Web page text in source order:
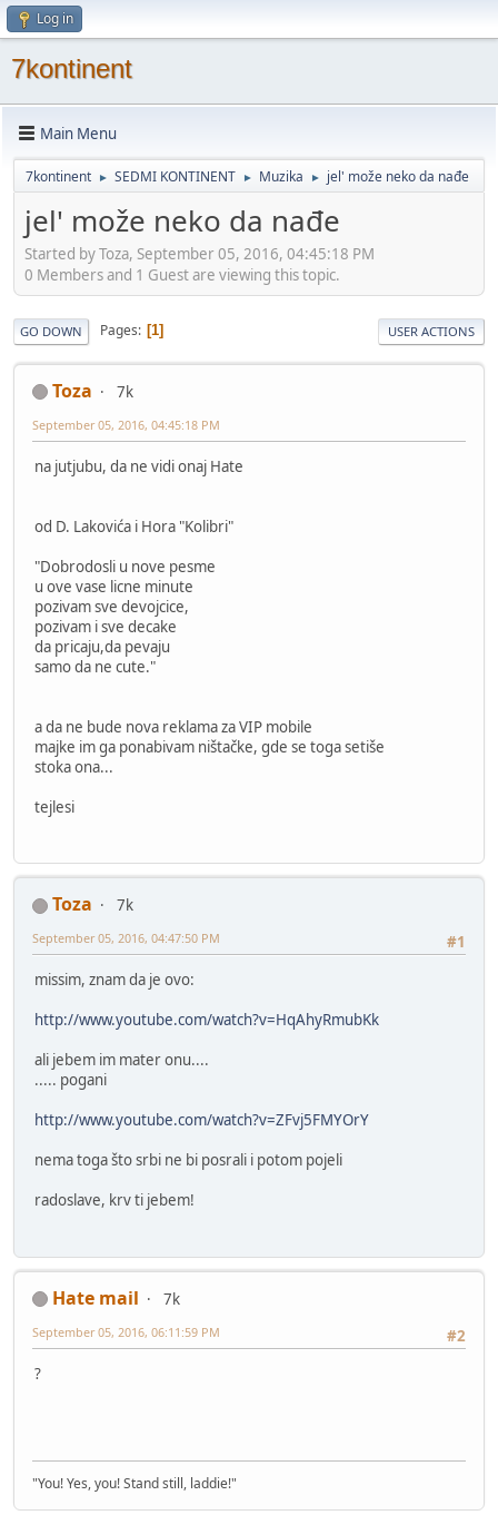
Log in
7kontinent
Main Menu
7kontinent ► SEDMI KONTINENT ► Muzika ► jel' može neko da nađe
jel' može neko da nađe
Started by Toza, September 05, 2016, 04:45:18 PM
0 Members and 1 Guest are viewing this topic.
GO DOWN Pages 1 USER ACTIONS
Toza 7k
September 05, 2016, 04:45:18 PM
na jutjubu, da ne vidi onaj Hate
od D. Lakovića i Hora "Kolibri"
"Dobrodosli u nove pesme
u ove vase licne minute
pozivam sve devojcice,
pozivam i sve decake
da pricaju,da pevaju
samo da ne cute."
a da ne bude nova reklama za VIP mobile
majke im ga ponabivam ništačke, gde se toga setiše
stoka ona...
tejlesi
Toza
7k
#1
September 05, 2016, 04:47:50 PM
missim, znam da je ovo:
http://www.youtube.com/watch?v=HqAhyRmubKk
ali jebem im mater onu....
..... pogani
http://www.youtube.com/watch?v=ZFvj5FMYOrY
nema toga što srbi ne bi posrali i potom pojeli
radoslave, krv ti jebem!
Hate mail
7k
#2
September 05, 2016, 06:11:59 PM
?
"You! Yes, you! Stand still, laddie!"